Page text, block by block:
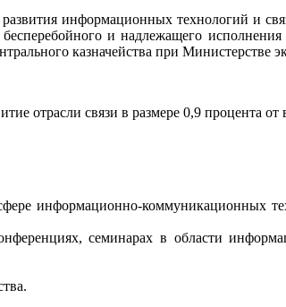
информационных технологий и
и надлежащего
казначейства при Министерстве
отрасли связи в размере 0,9 процента
информационно-коммуникационных
семинарах в области